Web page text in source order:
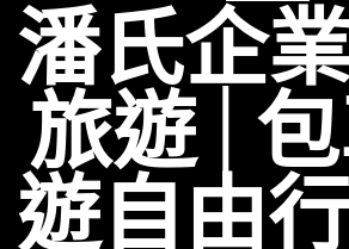
潘氏企
旅遊│
遊自由